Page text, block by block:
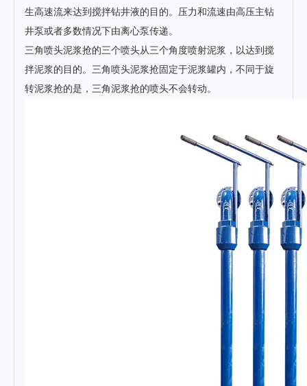
生高速流来达到搅拌钻井液的目的。压力和流速由高压主钻
井泵或者多数情况下由离心泵传递。
三角喷头泥浆抢的三个喷头从三个角度喷射泥浆，以达到搅
拌泥浆的目的。三角喷头泥浆抢固定于泥浆罐内，不同于旋
转泥浆抢的是，三角泥浆抢的喷头不会转动。